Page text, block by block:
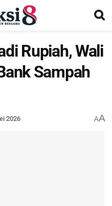
Rupiah, Wali
Sampah
2026 AA